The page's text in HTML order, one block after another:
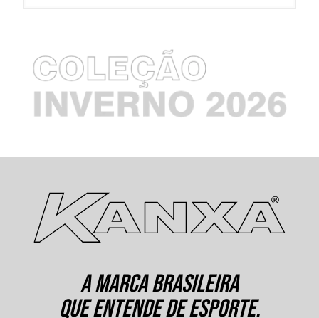
A MARCA BRASILEIRA
QUE ENTENDE DE ESPORTE.